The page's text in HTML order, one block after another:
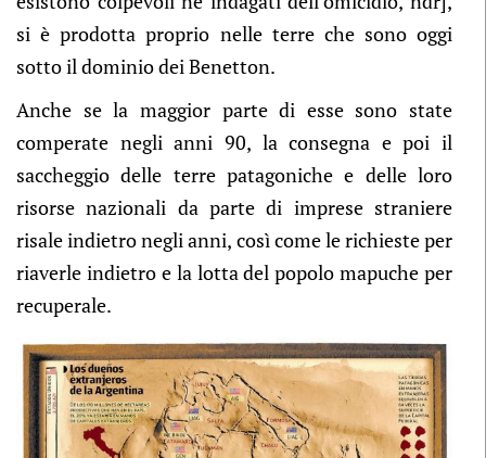
si è prodotta proprio nelle terre che sono oggi
sotto il dominio dei Benetton.
Anche se la maggior parte di esse sono state
comperate negli anni 90, la consegna e poi il
saccheggio delle terre patagoniche e delle loro
risorse nazionali da parte di imprese straniere
risale indietro negli anni, così come le richieste per
riaverle indietro e la lotta del popolo mapuche per
recuperale.